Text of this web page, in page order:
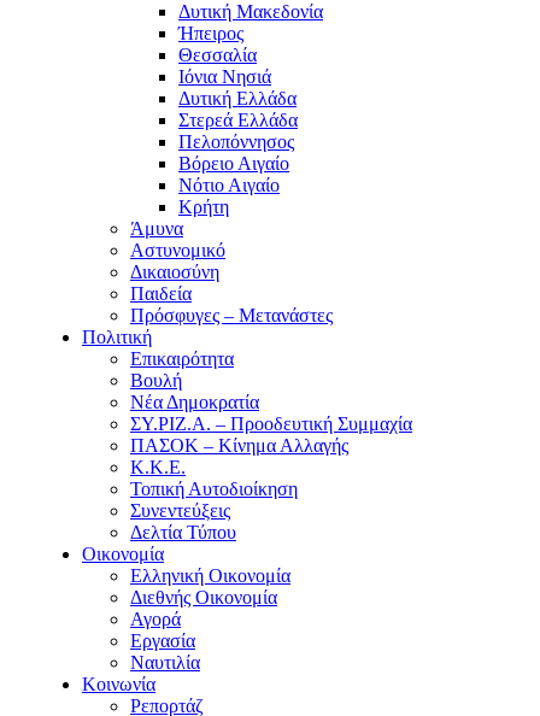
Δυτική Μακεδονία
Ήπειρος
Θεσσαλία
Ιόνια Νησιά
Δυτική Ελλάδα
Στερεά Ελλάδα
Πελοπόννησος
Βόρειο Αιγαίο
Νότιο Αιγαίο
Κρήτη
Άμυνα
Αστυνομικό
Δικαιοσύνη
Παιδεία
Πρόσφυγες – Μετανάστες
Πολιτική
Επικαιρότητα
Βουλή
Νέα Δημοκρατία
ΣΥ.ΡΙΖ.Α. – Προοδευτική Συμμαχία
ΠΑΣΟΚ – Κίνημα Αλλαγής
Κ.Κ.Ε.
Τοπική Αυτοδιοίκηση
Συνεντεύξεις
Δελτία Τύπου
Οικονομία
Ελληνική Οικονομία
Διεθνής Οικονομία
Αγορά
Εργασία
Ναυτιλία
Κοινωνία
Ρεπορτάζ